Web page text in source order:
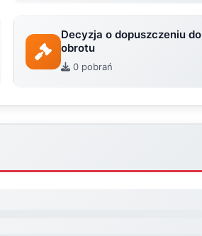
Decyzja o dopuszczeniu do
obrotu
0 pobrań